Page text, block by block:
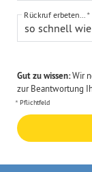
so schnell
Rückruf erbeten...
Gut zu wissen:Wir
zur Beantwortung
Pflichtfeld